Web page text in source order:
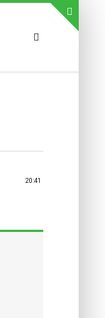
20:41